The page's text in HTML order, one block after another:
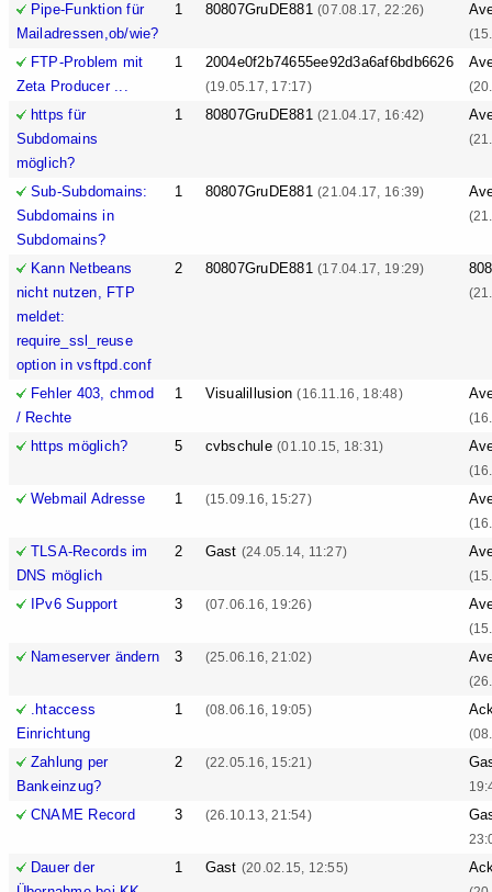
Pipe-Funktion für
Mailadressen,ob/wie?
1 80807GruDE881(07.08.17, 22:26)
FTP-Problem mit
Zeta Producer ...
1 2004e0f2b74655ee92d3a6af6bdb6626
(19.05.17, 17:17)
https für
Subdomains
möglich?
1 80807GruDE881(21.04.17, 16:42)
Sub-Subdomains:
Subdomains in
Subdomains?
1 80807GruDE881(21.04.17, 16:39)
Kann Netbeans
nicht nutzen, FTP
meldet:
require_ssl_reuse
option in vsftpd.conf
2 80807GruDE881(17.04.17, 19:29)
Fehler 403, chmod
/ Rechte
1 Visualillusion(16.11.16, 18:48)
https möglich? 5 cvbschule(01.10.15, 18:31)
Webmail Adresse 1 (15.09.16, 15:27)
TLSA-Records im
DNS möglich
2 Gast (24.05.14, 11:27)
IPv6 Support 3 (07.06.16, 19:26)
Nameserver ändern 3 (25.06.16, 21:02)
.htaccess
Einrichtung
1 (08.06.16, 19:05)
Zahlung per
Bankeinzug?
2 (22.05.16, 15:21)
CNAME Record 3 (26.10.13, 21:54)
Dauer der
1 Gast (20.02.15, 12:55)